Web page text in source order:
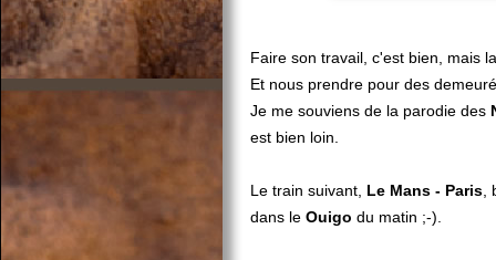
Faire son travail, c'est bien, mais
Et nous prendre pour des
Je me souviens de la parodie des
est bien loin.
Le train suivant, Le Mans - Paris
dans le Ouigo du matin ;-).